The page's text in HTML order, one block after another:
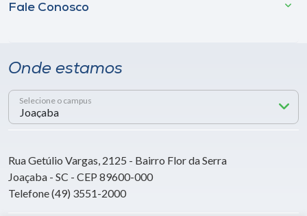
Fale Conosco
Onde estamos
Selecione o campus
Rua Getúlio Vargas, 2125 - Bairro Flor da Serra
Joaçaba - SC - CEP 89600-000
Telefone (49) 3551-2000